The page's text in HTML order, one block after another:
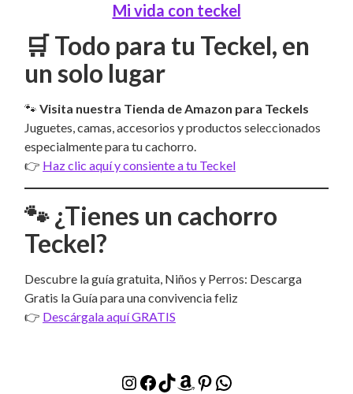
Mi vida con teckel
🛒 Todo para tu Teckel, en
un solo lugar
🐾 Visita nuestra Tienda de Amazon para Teckels
Juguetes, camas, accesorios y productos seleccionados
especialmente para tu cachorro.
👉 Haz clic aquí y consiente a tu Teckel
🐾 ¿Tienes un cachorro
Teckel?
Descubre la guía gratuita, Niños y Perros: Descarga
Gratis la Guía para una convivencia feliz
👉 Descárgala aquí GRATIS
Instagram Facebook TikTok Amazon Pinterest WhatsApp